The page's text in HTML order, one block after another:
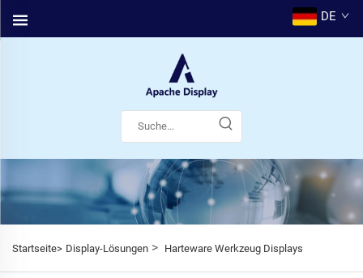
DE
Startseite> Display-Lösungen > Harteware Werkzeug Displays